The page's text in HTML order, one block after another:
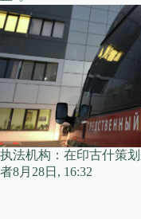
执法机构：在印古什策
者8月28日, 16:32